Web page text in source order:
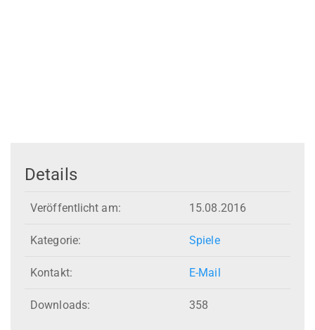
Details
Veröffentlicht am: 15.08.2016
Kategorie: Spiele
Kontakt: E-Mail
Downloads: 358